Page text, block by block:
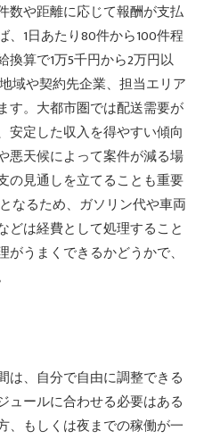
数や距離に応じて報酬が支払
1日あたり80件から100件程
算で1万5千円から2万円以
域や契約先企業、担当エリア
す。大都市圏では配送需要が
安定した収入を得やすい傾向
悪天候によって案件が減る場
の見通しを立てることも重要
なるため、ガソリン代や車両
どは経費として処理すること
うまくできるかどうかで、
は、自分で自由に調整できる
ュールに合わせる必要はある
、もしくは夜までの稼働が一